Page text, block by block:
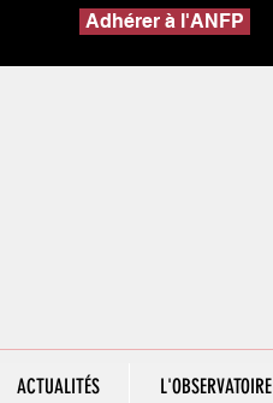
Adhérer à l'ANFP
ACTUALITÉS L'OBSERVATOIRE